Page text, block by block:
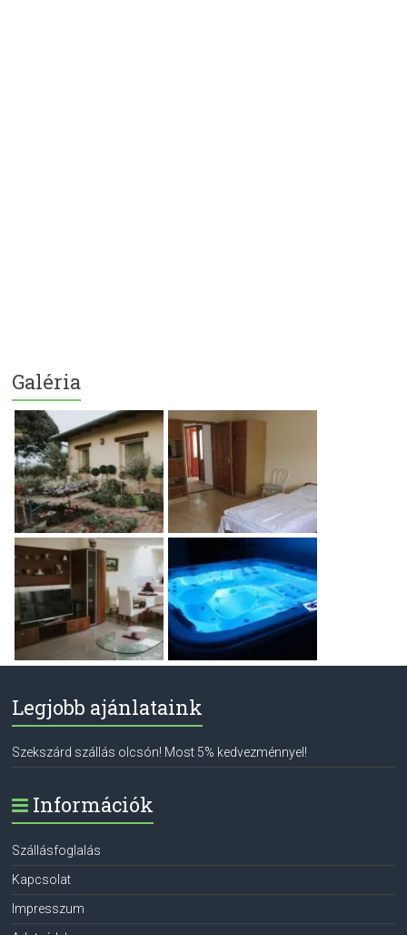
Galéria
Legjobb ajánlataink
Szekszárd szállás olcsón! Most 5% kedvezménnyel!
Információk
Szállásfoglalás
Kapcsolat
Impresszum